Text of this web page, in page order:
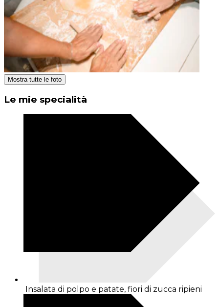
Mostra tutte le foto
Le mie specialità
Insalata di polpo e patate, fiori di zucca ripieni